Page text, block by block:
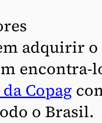
adquirir o
encontra-
Copag
o Brasil.